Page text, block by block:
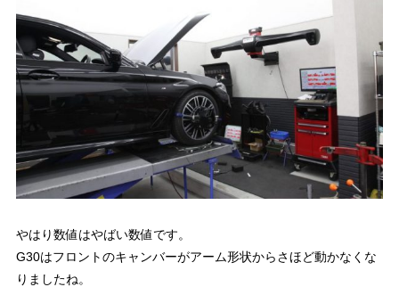
やはり数値はやばい数値です。
G30はフロントのキャンバーがアーム形状からさほど動かなくな
りましたね。